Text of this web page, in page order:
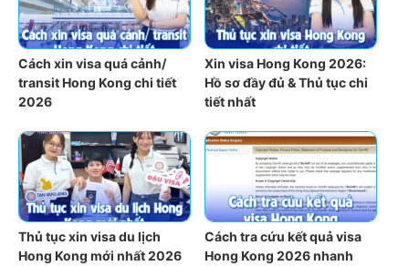
Cách xin visa quá cảnh/
transit Hong Kong chi tiết
2026
Xin visa Hong Kong 2026:
Hồ sơ đầy đủ & Thủ tục chi
tiết nhất
Thủ tục xin visa du lịch
Hong Kong mới nhất 2026
Cách tra cứu kết quả visa
Hong Kong 2026 nhanh